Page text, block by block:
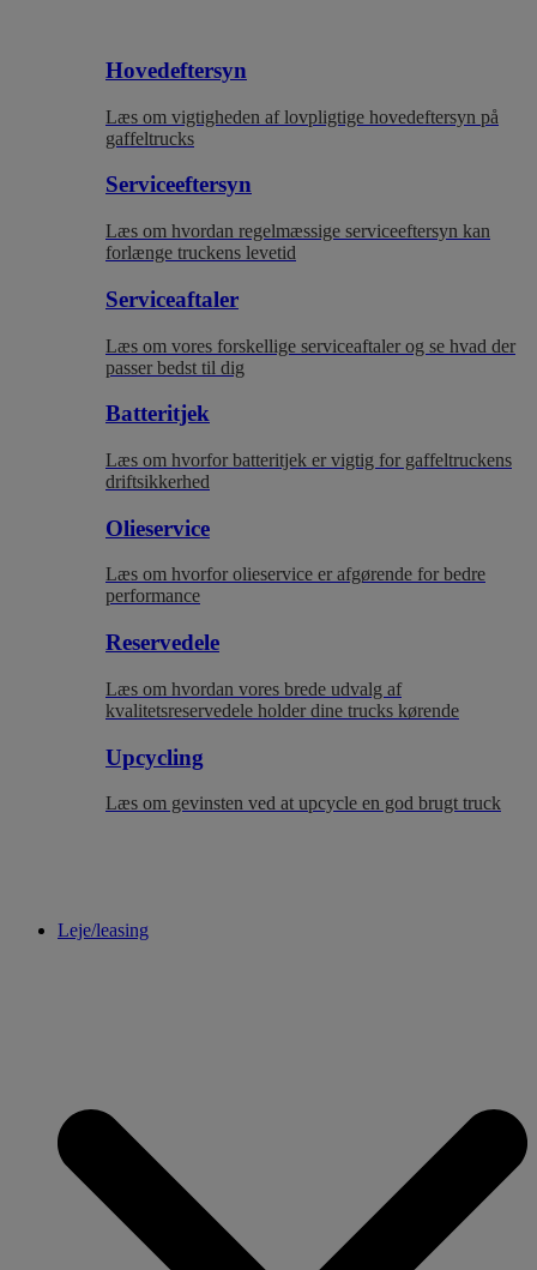
Hovedeftersyn
Læs om vigtigheden af lovpligtige hovedeftersyn på
gaffeltrucks
Serviceeftersyn
Læs om hvordan regelmæssige serviceeftersyn kan
forlænge truckens levetid
Serviceaftaler
Læs om vores forskellige serviceaftaler og se hvad der
passer bedst til dig
Batteritjek
Læs om hvorfor batteritjek er vigtig for gaffeltruckens
driftsikkerhed
Olieservice
Læs om hvorfor olieservice er afgørende for bedre
performance
Reservedele
Læs om hvordan vores brede udvalg af
kvalitetsreservedele holder dine trucks kørende
Upcycling
Læs om gevinsten ved at upcycle en god brugt truck
Leje/leasing